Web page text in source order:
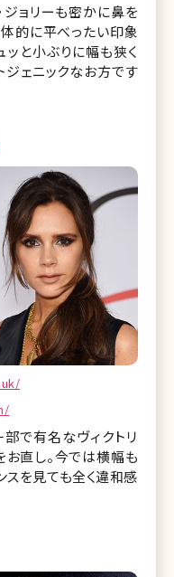
ジョリーも密かに鼻を
的に平べったい印象
と小ぶりに幅も狭く
ジェニックなお方です
で有名なヴィクトリ
直し。今では横幅も
スを見ても全く違和感